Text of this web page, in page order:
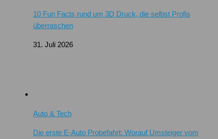
10 Fun Facts rund um 3D Druck, die selbst Profis
überraschen
31. Juli 2026
Auto & Tech
Die erste E-Auto Probefahrt: Worauf Umsteiger vom